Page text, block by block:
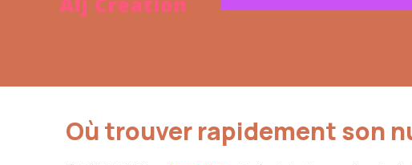
Où trouver rapidement son